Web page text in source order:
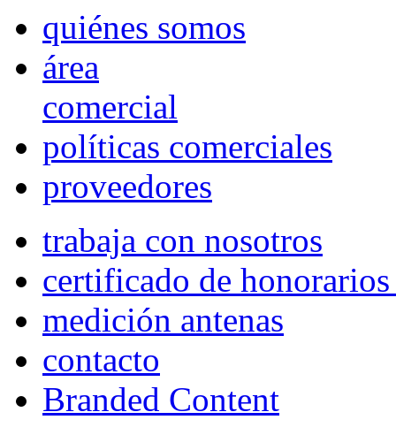
quiénes somos
área
comercial
políticas comerciales
proveedores
trabaja con nosotros
certificado de
medición antenas
contacto
Branded Content